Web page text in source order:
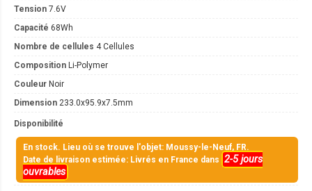
Tension 7.6V
Capacité 68Wh
Nombre de cellules 4 Cellules
Composition Li-Polymer
Couleur Noir
Dimension 233.0x95.9x7.5mm
Disponibilité
En stock. Lieu où se trouve l'objet: Moussy-le-Neuf, FR.
Date de livraison estimée: Livrés en France dans 2-5 jours
ouvrables